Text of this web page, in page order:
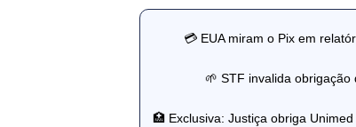
💳 EUA miram o Pix em
🌱 STF invalida
🏥 Exclusiva: Justiça obriga